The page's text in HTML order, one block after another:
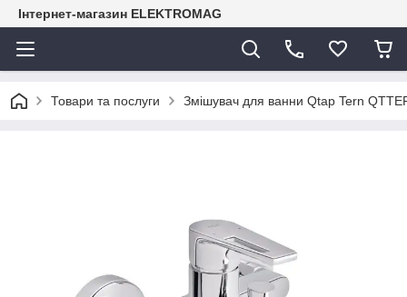
Інтернет-магазин ELEKTROMAG
Товари та послуги Змішувач для ванни Qtap Tern